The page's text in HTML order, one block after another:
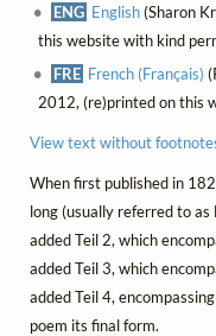
ENG English(Sharon
this website with kind
FRE French (Français)
2012, (re)printed on this
View text without
When first published in
long (usually referred to
added Teil 2, which
added Teil 3, which
added Teil 4,
poem its final form.